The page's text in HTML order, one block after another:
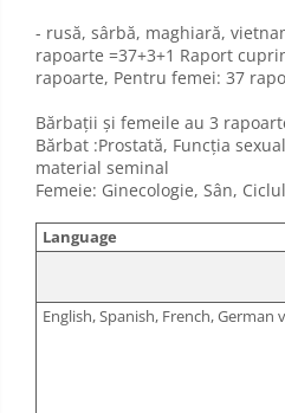
- rusă, sârbă, maghiară,
rapoarte =37+3+1 Raport
rapoarte, Pentru femei: 37
Bărbații și femeile au 3
Bărbat :Prostată, Funcția
material seminal
Femeie: Ginecologie, Sân,
Language
English, Spanish, French, German